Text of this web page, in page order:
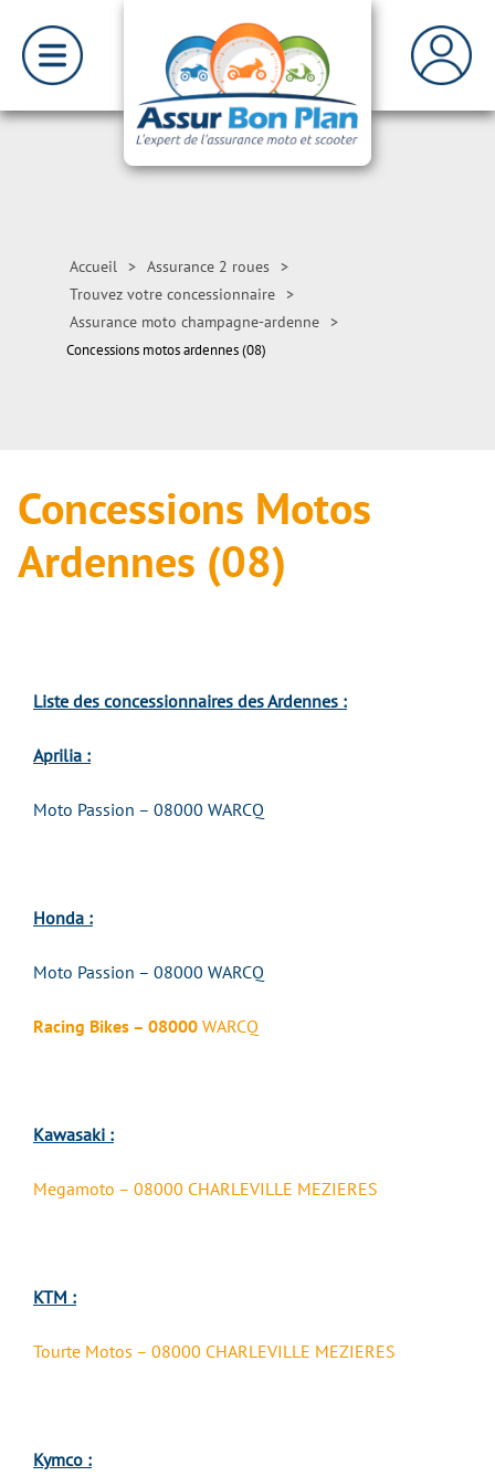
Accueil > Assurance 2 roues >
Trouvez votre concessionnaire >
Assurance moto champagne-ardenne >
Concessions motos ardennes (08)
Concessions Motos
Ardennes (08)
Liste des concessionnaires des Ardennes :
Aprilia :
Moto Passion – 08000 WARCQ
Honda :
Moto Passion – 08000 WARCQ
Racing Bikes – 08000 WARCQ
Kawasaki :
Megamoto – 08000 CHARLEVILLE MEZIERES
KTM :
Tourte Motos – 08000 CHARLEVILLE MEZIERES
Kymco :